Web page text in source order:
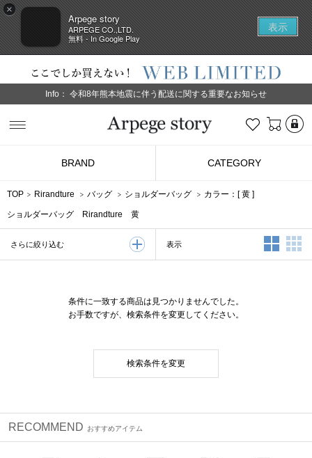
×
Arpege story
ARPEGE CO.,LTD.
無料 - In Google Play
表示
Info： 令和8年熊本地震に伴う配送に関する重要なお知らせ
お気に入り
BRAND CATEGORY
TOP Rirandture バッグ ショルダーバッグ カラー：[黄 ]
ショルダーバッグ Rirandture 黄
さらに絞り込む 表示 2列表示
条件に一致する商品は見つかりませんでした。
お手数ですが、検索条件を変更してください。
検索条件を変更
RECOMMEND おすすめアイテム